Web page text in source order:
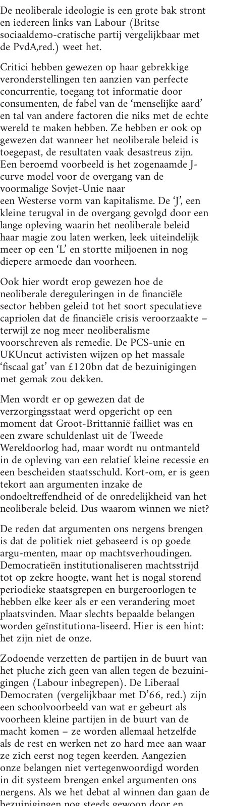
De neoliberale ideologie is een grote bak stront
en iedereen links van Labour (Britse
sociaaldemo-cratische partij vergelijkbaar met
de PvdA,red.) weet het.
Critici hebben gewezen op haar gebrekkige
veronderstellingen ten aanzien van perfecte
concurrentie, toegang tot informatie door
consumenten, de fabel van de ‘menselijke aard’
en tal van andere factoren die niks met de echte
wereld te maken hebben. Ze hebben er ook op
gewezen dat wanneer het neoliberale beleid is
toegepast, de resultaten vaak desastreus zijn.
Een beroemd voorbeeld is het zogenaamde J-
curve model voor de overgang van de
voormalige Sovjet-Unie naar
een Westerse vorm van kapitalisme. De ‘J’, een
kleine terugval in de overgang gevolgd door een
lange opleving waarin het neoliberale beleid
haar magie zou laten werken, leek uiteindelijk
meer op een ‘L’ en stortte miljoenen in nog
diepere armoede dan voorheen.
Ook hier wordt erop gewezen hoe de
neoliberale dereguleringen in de financiële
sector hebben geleid tot het soort speculatieve
capriolen dat de financiële crisis veroorzaakte –
terwijl ze nog meer neoliberalisme
voorschreven als remedie. De PCS-unie en
UKUncut activisten wijzen op het massale
‘fiscaal gat’ van £120bn dat de bezuinigingen
met gemak zou dekken.
Men wordt er op gewezen dat de
verzorgingsstaat werd opgericht op een
moment dat Groot-Brittannië failliet was en
een zware schuldenlast uit de Tweede
Wereldoorlog had, maar wordt nu ontmanteld
in de opleving van een relatief kleine recessie en
een bescheiden staatsschuld. Kort-om, er is geen
tekort aan argumenten inzake de
ondoeltreffendheid of de onredelijkheid van het
neoliberale beleid. Dus waarom winnen we niet?
De reden dat argumenten ons nergens brengen
is dat de politiek niet gebaseerd is op goede
argu-menten, maar op machtsverhoudingen.
Democratieën institutionaliseren machtsstrijd
tot op zekre hoogte, want het is nogal storend
periodieke staatsgrepen en burgeroorlogen te
hebben elke keer als er een verandering moet
plaatsvinden. Maar slechts bepaalde belangen
worden geïnstitutiona-liseerd. Hier is een hint:
het zijn niet de onze.
Zodoende verzetten de partijen in de buurt van
het pluche zich geen van allen tegen de bezuini-
gingen (Labour inbegrepen). De Liberaal
Democraten (vergelijkbaar met D’66, red.) zijn
een schoolvoorbeeld van wat er gebeurt als
voorheen kleine partijen in de buurt van de
macht komen – ze worden allemaal hetzelfde
als de rest en werken net zo hard mee aan waar
ze zich eerst nog tegen keerden. Aangezien
onze belangen niet vertegenwoordigd worden
in dit systeem brengen enkel argumenten ons
nergens. Als we het debat al winnen dan gaan de